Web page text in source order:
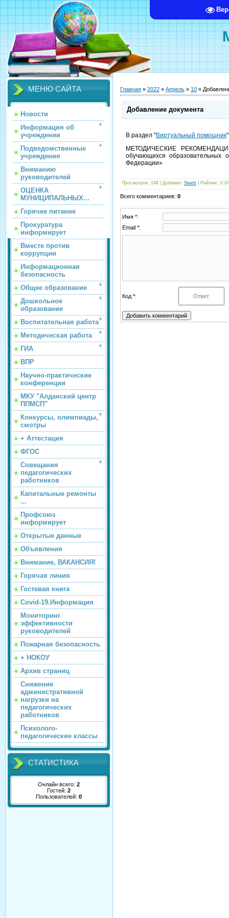
МЕНЮ САЙТА
Новости
Информация об
учреждении
Подведомственные
учреждения
Вниманию
руководителей
ОЦЕНКА
МУНИЦИПАЛЬНЫХ...
Горячее питание
Прокуратура
информирует
Вместе против
коррупции
Информационная
безопасность
Общее образование
Дошкольное
образование
Воспитательная работа
Методическая работа
ГИА
ВПР
Научно-практические
конференции
МКУ "Алданский центр
ППМСП"
Конкурсы, олимпиады,
смотры
+ Аттестация
ФГОС
Совещания
педагогических
работников
Капитальные ремонты
...
Профсоюз
информирует
Открытые данные
Объявления
Внимание, ВАКАНСИЯ!
Горячая линия
Гостевая книга
Covid-19.Информация
Мониторинг
эффективности
руководителей
Пожарная безопасность
+ НОКОУ
Архив страниц
Снижение
административной
нагрузки на
педагогических
работников
Психолого-
педагогические классы
СТАТИСТИКА
Онлайн всего: 2
Гостей: 2
Пользователей: 0
Главная » 2022 » Апрель » 10 »
Добавление документа
В раздел "Виртуальный помощник
МЕТОДИЧЕСКИЕ
обучающихся образовательных
Федерации»
Просмотров: 149 | Добавил: Swett Рейтинг: 0.0/
Всего комментариев: 0
Имя *:
Email *:
Код *: